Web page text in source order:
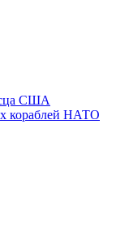
США
кораблей НАТО